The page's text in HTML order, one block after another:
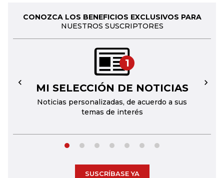
CONOZCA LOS BENEFICIOS EXCLUSIVOS PARA
NUESTROS SUSCRIPTORES
1
MI SELECCIÓN DE NOTICIAS
Noticias personalizadas, de acuerdo a sus
temas de interés
← →
SUSCRÍBASE YA